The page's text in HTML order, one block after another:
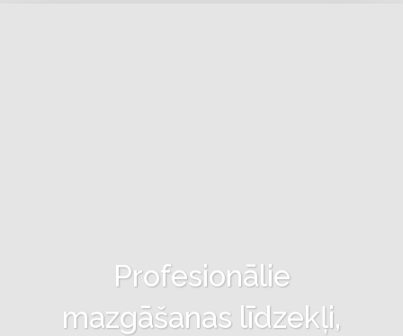
Profesionālie
mazgāšanas līdzekļi,